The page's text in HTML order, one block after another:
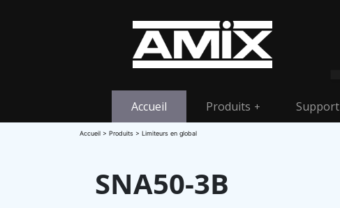
Accueil Produits + Support
Accueil > Produits > Limiteurs en global
SNA50-3B